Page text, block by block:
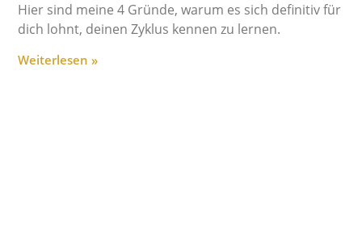
Hier sind meine 4 Gründe, warum es sich definitiv für
dich lohnt, deinen Zyklus kennen zu lernen.
Weiterlesen »